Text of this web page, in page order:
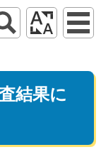
結果に